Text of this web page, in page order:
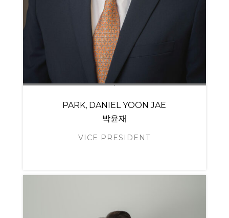
PARK, DANIEL YOON JAE
박윤재
VICE PRESIDENT